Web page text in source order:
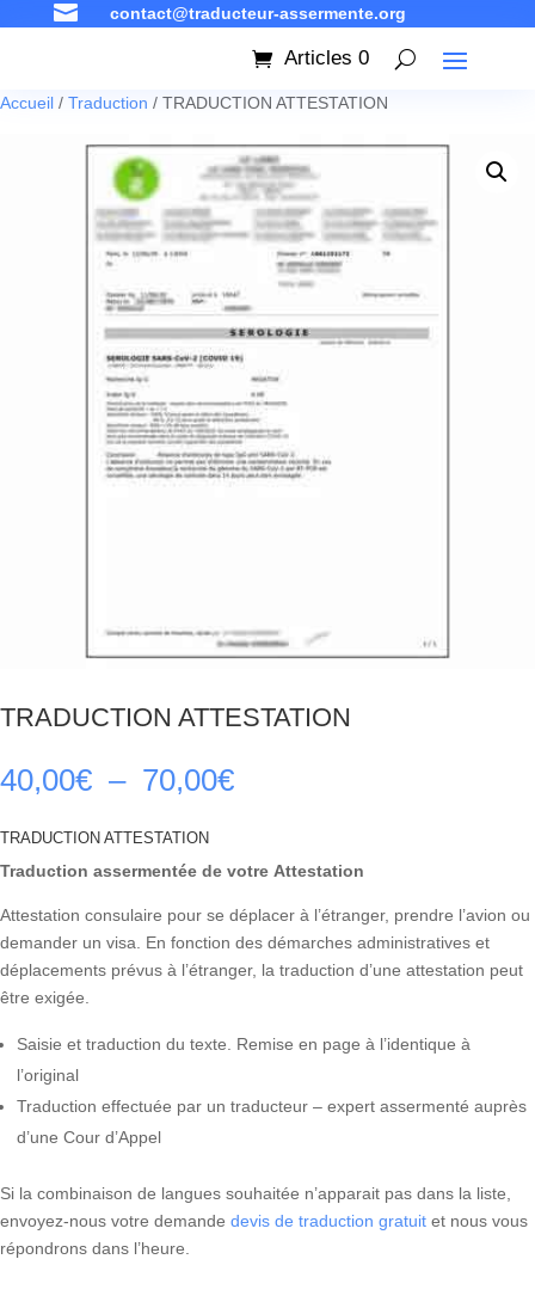
 contact@traducteur-assermente.org
Articles 0
Accueil / Traduction / TRADUCTION ATTESTATION
TRADUCTION ATTESTATION
40,00€ – 70,00€Plage
40,00€
à
70,00€
TRADUCTION ATTESTATION
Traduction assermentée de votre Attestation
Attestation consulaire pour se déplacer à l’étranger, prendre l’avion ou
demander un visa. En fonction des démarches administratives et
déplacements prévus à l’étranger, la traduction d’une attestation peut
être exigée.
Saisie et traduction du texte. Remise en page à l’identique à
l’original
Traduction effectuée par un traducteur – expert assermenté auprès
d’une Cour d’Appel
Si la combinaison de langues souhaitée n’apparait pas dans la liste,
envoyez-nous votre demande devis de traduction gratuit et nous vous
répondrons dans l’heure.